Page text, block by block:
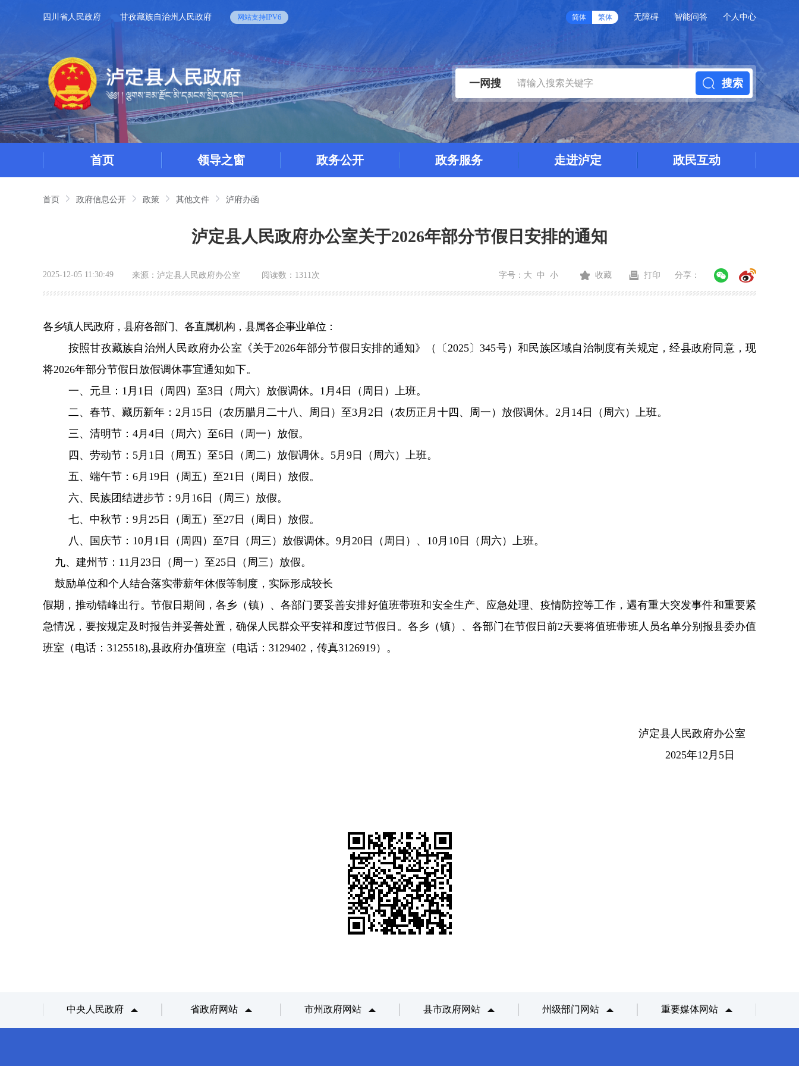
四川省人民政府 甘孜藏族自治州人民政府 网站支持IPV6 简体 繁体 无障碍 智能问答 个人中心
一网搜 搜索
首页 领导之窗 政务公开 政务服务 走进泸定 政民互动
首页 政府信息公开 政策 其他文件 泸府办函
泸定县人民政府办公室关于2026年部分节假日安排的通知
2025-12-05 11:30:49 来源： 泸定县人民政府办公室 阅读数： 1311次 字号： 大 中 小 收藏 打印 分享：
各乡镇人民政府，县府各部门、各直属机构，县属各企事业单位：
按照甘孜藏族自治州人民政府办公室《关于2026年部分节假日安排的通知》 （ 〔2025〕345号）和民族区域自治制度有关规定，经县政府同意，现
将2026年部分节假日放假调休事宜通知如下。
一、元旦： 1 月 1 日 （周四）至3日（周六） 放假调休。 1 月 4日（周日）上班。
二、春节、藏历新年： 2 月 15日 （农历腊月二十八、周日） 至3 月 2 日 （农历正月十四、周一） 放假调休。 2 月 14日（ 周六）
上班。
三、清明节： 4 月 4日 （周六）至6日（周一）放假。
四、劳动节： 5 月 1 日 （周五） 至5日 （周二） 放假调休。 5 月 9日（ 周六） 上班。
五、端午节： 6 月 19日 （周五）至21 日（周日） 放假。
六、民族团结进步节： 9 月 16日 （周三） 放假。
七、中秋节 ： 9 月 25日 （周五）至27日（周日） 放假。
八、国庆节： 10 月 1 日 （周四） 至7日 （周三） 放假调休。 9 月 20日（ 周日 ）、 10 月 10日（ 周六）上班。
九、 建州节： 11 月 23日 （周一） 至25日 （周三） 放假。
鼓励单位和个人结合落实带薪年休假等制度，实际形成较长
假期，推动错峰出行。节假日期间，各乡（镇）、各部门要妥善安排好值班带班和安全生产、应急处理、疫情防控等工作，遇有重大突发事件和重要紧
急情况，要按规定及时报告并妥善处置，确保人民群众平安祥和度过节假日。各乡（镇）、各部门在节假日前2天要将值班带班人员名单分别报县委办值
班室（电话： 3125518),县政府办值班室（电话： 3129402 ，传真3126919）。
泸定县人民政府办公室
2025年1 2 月 5日
中央人民政府 省政府网站 市州政府网站 县市政府网站 州级部门网站 重要媒体网站